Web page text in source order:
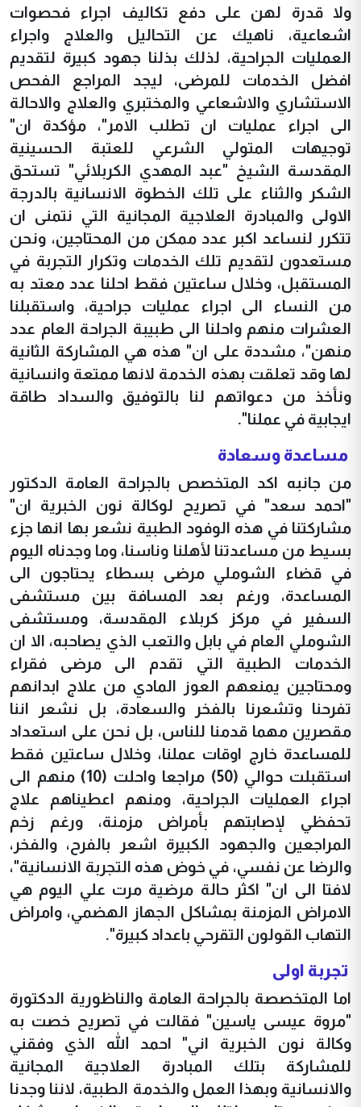
ولا قدرة لهن على دفع تكاليف اجراء فحصوات
اشعاعية، ناهيك عن التحاليل والعلاج واجراء
العمليات الجراحية، لذلك بذلنا جهود كبيرة لتقديم
افضل الخدمات للمرضى، ليجد المراجع الفحص
الاستشاري والاشعاعي والمختبري والعلاج والاحالة
الى اجراء عمليات ان تطلب الامر"، مؤكدة ان"
توجيهات المتولي الشرعي للعتبة الحسينية
المقدسة الشيخ "عبد المهدي الكربلائي" تستحق
الشكر والثناء على تلك الخطوة الانسانية بالدرجة
الاولى والمبادرة العلاجية المجانية التي نتمنى ان
تتكرر لنساعد اكبر عدد ممكن من المحتاجين، ونحن
مستعدون لتقديم تلك الخدمات وتكرار التجربة في
المستقبل، وخلال ساعتين فقط احلنا عدد معتد به
من النساء الى اجراء عمليات جراحية، واستقبلنا
العشرات منهم واحلنا الى طبيبة الجراحة العام عدد
منهن"، مشددة على ان" هذه هي المشاركة الثانية
لها وقد تعلقت بهذه الخدمة لانها ممتعة وانسانية
ونأخذ من دعواتهم لنا بالتوفيق والسداد طاقة
ايجابية في عملنا".
مساعدة وسعادة
من جانبه اكد المتخصص بالجراحة العامة الدكتور
"احمد سعد" في تصريح لوكالة نون الخبرية ان"
مشاركتنا في هذه الوفود الطبية نشعر بها انها جزء
بسيط من مساعدتنا لأهلنا وناسنا، وما وجدناه اليوم
في قضاء الشوملي مرضى بسطاء يحتاجون الى
المساعدة، ورغم بعد المسافة بين مستشفى
السفير في مركز كربلاء المقدسة، ومستشفى
الشوملي العام في بابل والتعب الذي يصاحبه، الا ان
الخدمات الطبية التي تقدم الى مرضى فقراء
ومحتاجين يمنعهم العوز المادي من علاج ابدانهم
تفرحنا وتشعرنا بالفخر والسعادة، بل نشعر اننا
مقصرين مهما قدمنا للناس، بل نحن على استعداد
للمساعدة خارج اوقات عملنا، وخلال ساعتين فقط
استقبلت حوالي (50) مراجعا واحلت (10) منهم الى
اجراء العمليات الجراحية، ومنهم اعطيناهم علاج
تحفظي لإصابتهم بأمراض مزمنة، ورغم زخم
المراجعين والجهود الكبيرة اشعر بالفرح، والفخر،
والرضا عن نفسي، في خوض هذه التجربة الانسانية"،
لافتا الى ان" اكثر حالة مرضية مرت علي اليوم هي
الامراض المزمنة بمشاكل الجهاز الهضمي، وامراض
التهاب القولون التقرحي باعداد كبيرة".
تجربة اولى
اما المتخصصة بالجراحة العامة والناظورية الدكتورة
"مروة عيسى ياسين" فقالت في تصريح خصت به
وكالة نون الخبرية اني" احمد الله الذي وفقني
للمشاركة بتلك المبادرة العلاجية المجانية
والانسانية وبهذا العمل والخدمة الطبية، لاننا وجدنا